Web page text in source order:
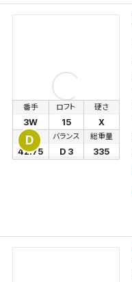
D
番手
3W
ロフト
15
硬さ
X
長さ
42.75
バランス
D 3
総重量
335